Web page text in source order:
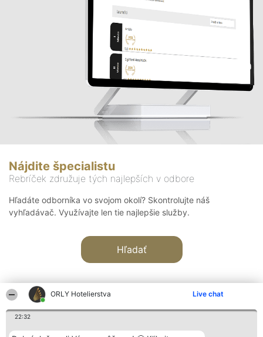
ORLY Hotelierstva Live chat
22:32
Nájdite špecialistu
Rebríček združuje tých najlepších v odbore
Hľadáte odborníka vo svojom okolí? Skontrolujte náš
vyhľadávač. Využívajte len tie najlepšie služby.
Hľadať